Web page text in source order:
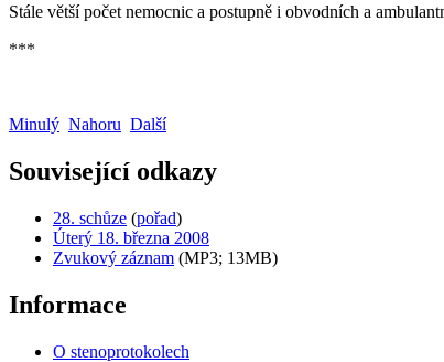
Stále větší počet nemocnic a postupně i obvodních a
***
Minulý Nahoru Další
Související odkazy
28. schůze (pořad)
Úterý 18. března 2008
Zvukový záznam (MP3; 13MB)
Informace
O stenoprotokolech